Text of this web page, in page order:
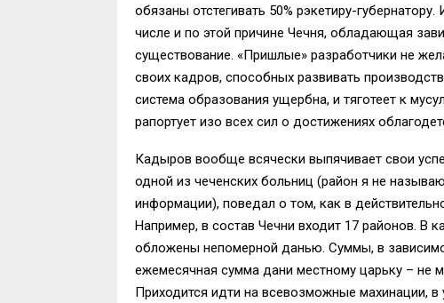
обязаны отстегивать 50% рэкетиру-
числе и по этой причине Чечня, обладающая
существование. «Пришлые» разработчики не
своих кадров, способных развивать
система образования ущербна, и тяготеет к
рапортует изо всех сил о достижениях
Кадыров вообще всячески выпячивает свои
одной из чеченских больниц (район я не
информации), поведал о том, как в
Например, в состав Чечни входит 17 районов. В
обложены непомерной данью. Суммы, в
ежемесячная сумма дани местному царьку – не
Приходится идти на всевозможные махинации,